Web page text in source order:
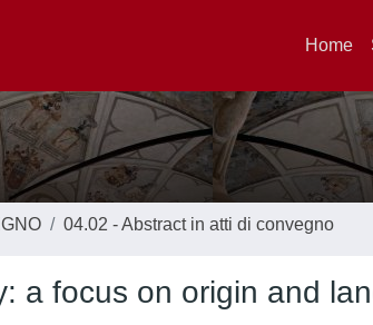
Home
04.02 - Abstract in atti di convegno
a focus on origin and